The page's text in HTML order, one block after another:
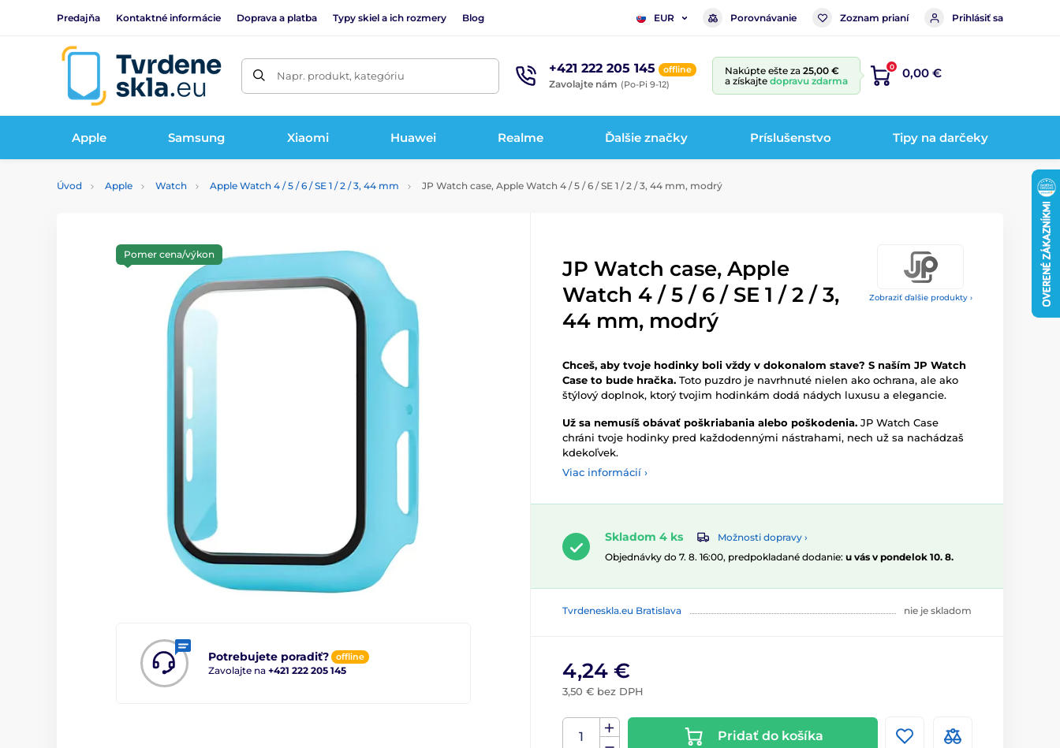
Predajňa Kontaktné informácie Doprava a platba Typy skiel a ich rozmery Blog EUR Porovnávanie Zoznam prianí Prihlásiť sa
Napr. produkt, kategóriu +421 222 205 145 offline
Zavolajte nám (Po-Pi 9-12)
Nakúpte ešte za 25,00 €
a získajte dopravu zdarma
0 0,00 €
Apple Samsung Xiaomi Huawei Realme Ďalšie značky Príslušenstvo Tipy na darčeky
Úvod Apple Watch Apple Watch 4 / 5 / 6 / SE 1 / 2 / 3, 44 mm JP Watch case, Apple Watch 4 / 5 / 6 / SE 1 / 2 / 3, 44 mm, modrý
Zobraziť ďalšie produkty ›
Potrebujete poradiť? offline
Zavolajte na +421 222 205 145
Pomer cena/výkon
JP Watch case, Apple
Watch 4 / 5 / 6 / SE 1 / 2 / 3,
44 mm, modrý
Chceš, aby tvoje hodinky boli vždy v dokonalom stave? S naším JP Watch
Case to bude hračka. Toto puzdro je navrhnuté nielen ako ochrana, ale ako
štýlový doplnok, ktorý tvojim hodinkám dodá nádych luxusu a elegancie.
Už sa nemusíš obávať poškriabania alebo poškodenia. JP Watch Case
chráni tvoje hodinky pred každodennými nástrahami, nech už sa nachádzaš
kdekoľvek.
Viac informácií ›
Skladom 4 ks
Možnosti dopravy ›
Objednávky do 7. 8. 16:00, predpokladané dodanie: u vás v pondelok 10. 8.
Tvrdeneskla.eu Bratislava nie je skladom
4,24 €
3,50 € bez DPH
Pridať do košíka